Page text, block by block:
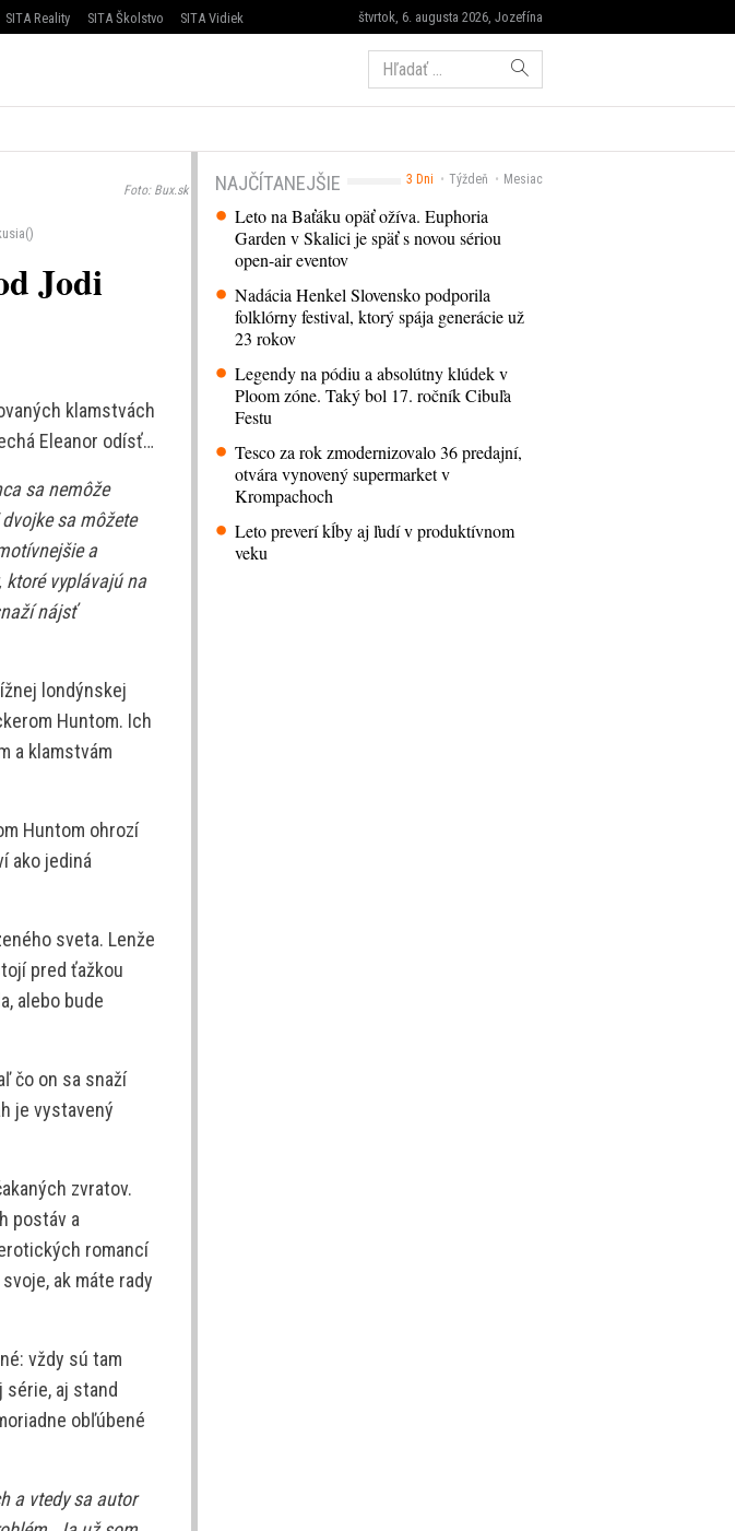
štvrtok, 6. augusta 2026, Jozefína
SITA Reality SITA Školstvo SITA Vidiek
Hľadať:
Foto: Bux.sk
)
Jodi
klamstvách
Eleanor odísť…
sa nemôže
dvojke sa môžete
a
vyplávajú na
nájsť
londýnskej
Huntom. Ich
a klamstvám
Huntom ohrozí
ako jediná
sveta. Lenže
pred ťažkou
alebo bude
čo on sa snaží
je vystavený
zvratov.
postáv a
romancí
ak máte rady
vždy sú tam
série, aj stand
obľúbené
a vtedy sa autor
3 Dni Týždeň Mesiac
NAJČÍTANEJŠIE
Leto na Baťáku opäť ožíva. Euphoria
Garden v Skalici je späť s novou sériou
open-air eventov
Nadácia Henkel Slovensko podporila
folklórny festival, ktorý spája generácie už
23 rokov
Legendy na pódiu a absolútny klúdek v
Ploom zóne. Taký bol 17. ročník Cibuľa
Festu
Tesco za rok zmodernizovalo 36 predajní,
otvára vynovený supermarket v
Krompachoch
Leto preverí kĺby aj ľudí v produktívnom
veku